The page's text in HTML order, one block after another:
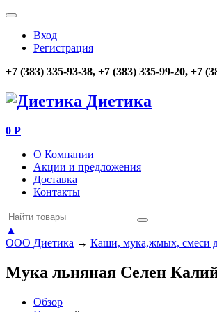
Вход
Регистрация
+7 (383) 335-93-38, +7 (383) 335-99-20, +7
Диетика
0 Р
О Компании
Акции и предложения
Доставка
Контакты
▲
ООО Диетика → Каши, мука,жмых, смеси
Мука льняная Селен
Обзор